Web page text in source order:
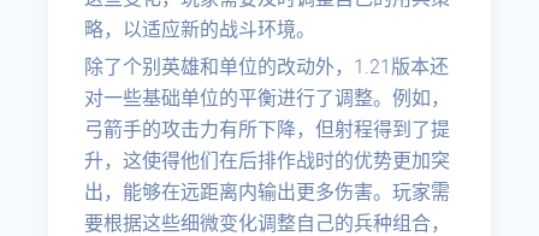
略，以适应新的战斗环境。
除了个别英雄和单位的改动外，1.21版本还
对一些基础单位的平衡进行了调整。例如，
弓箭手的攻击力有所下降，但射程得到了提
升，这使得他们在后排作战时的优势更加突
出，能够在远距离内输出更多伤害。玩家需
要根据这些细微变化调整自己的兵种组合，